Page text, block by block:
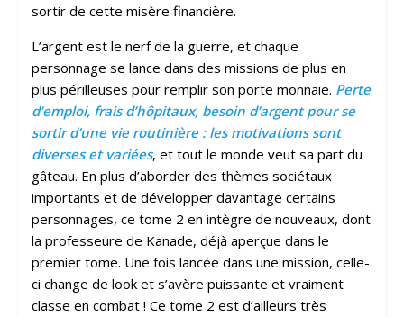
sortir de cette misère financière.
L’argent est le nerf de la guerre, et chaque
personnage se lance dans des missions de plus en
plus périlleuses pour remplir son porte monnaie. Perte
d’emploi, frais d’hôpitaux, besoin d’argent pour se
sortir d’une vie routinière : les motivations sont
diverses et variées, et tout le monde veut sa part du
gâteau. En plus d’aborder des thèmes sociétaux
importants et de développer davantage certains
personnages, ce tome 2 en intègre de nouveaux, dont
la professeure de Kanade, déjà aperçue dans le
premier tome. Une fois lancée dans une mission, celle-
ci change de look et s’avère puissante et vraiment
classe en combat ! Ce tome 2 est d’ailleurs très